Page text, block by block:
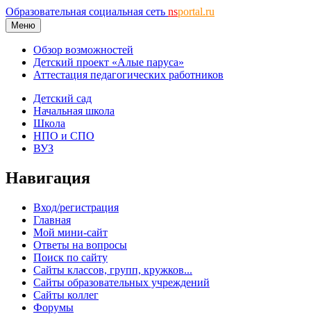
Образовательная социальная сеть nsportal.ru
Меню
Обзор возможностей
Детский проект «Алые паруса»
Аттестация педагогических работников
Детский сад
Начальная школа
Школа
НПО и СПО
ВУЗ
Навигация
Вход/регистрация
Главная
Мой мини-сайт
Ответы на вопросы
Поиск по сайту
Сайты классов, групп, кружков...
Сайты образовательных учреждений
Сайты коллег
Форумы